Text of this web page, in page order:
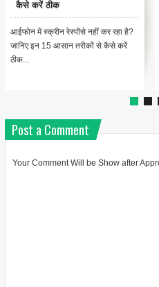
है?
Updated on: 27 जून 2025 मोबाइल
फोन में सिग्नल स्ट्रेंथ की जांच कैसे करें?
जानें सबसे स...
Post a Comment
Your Comment Will be Show after